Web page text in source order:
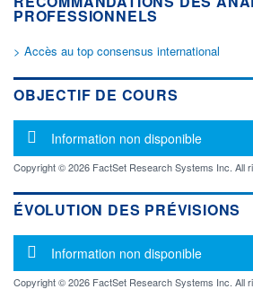
Cotation sur les autres places
OUVERTURE
0,0000
0
VALORISATION
LIMITE À LA
BAISSE
0,0000
LIMITE
HAUSSE
0,0000
ESTIMÉ 2026
-
2026
-
PROFESSIONNELS
> Accès au top consensus international
OBJECTIF DE COURS
Message d'information
Information non disponible
Copyright © 2026 FactSet Research Systems Inc. All
ÉVOLUTION DES PRÉVISIONS
Message d'information
Information non disponible
Copyright © 2026 FactSet Research Systems Inc. All